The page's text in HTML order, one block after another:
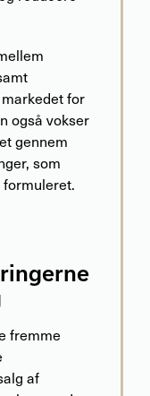
for
også vokser
gennem
som
fremme
af